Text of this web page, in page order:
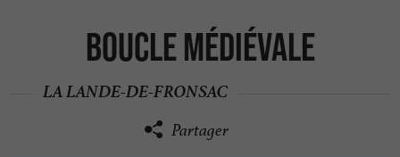
Boucle Médiévale
LA LANDE-DE-FRONSAC
Partager